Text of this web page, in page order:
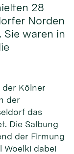
28
Norden
Sie waren in
Kölner
der
das
Die Salbung
der Firmung
Woelki dabei